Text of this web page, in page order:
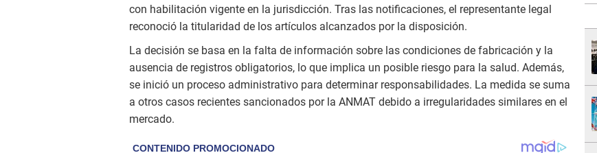
con habilitación vigente en la jurisdicción. Tras las notificaciones, el representante legal
reconoció la titularidad de los artículos alcanzados por la disposición.
La decisión se basa en la falta de información sobre las condiciones de fabricación y la
ausencia de registros obligatorios, lo que implica un posible riesgo para la salud. Además,
se inició un proceso administrativo para determinar responsabilidades. La medida se suma
a otros casos recientes sancionados por la ANMAT debido a irregularidades similares en el
mercado.